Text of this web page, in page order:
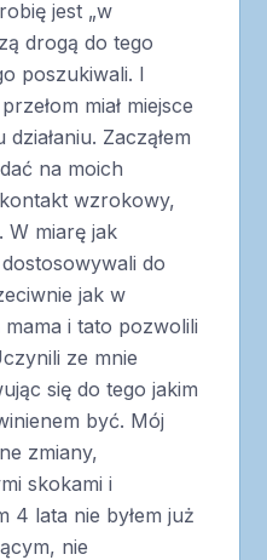
jest „w
drogą do tego
poszukiwali. I
miał miejsce
Zacząłem
na moich
wzrokowy,
W miarę jak
do
jak w
i tato pozwolili
ze mnie
się do tego jakim
być. Mój
zmiany,
skokami i
4 lata nie byłem już
nie